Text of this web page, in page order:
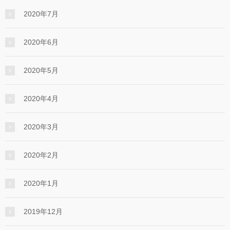
2020年7月
2020年6月
2020年5月
2020年4月
2020年3月
2020年2月
2020年1月
2019年12月